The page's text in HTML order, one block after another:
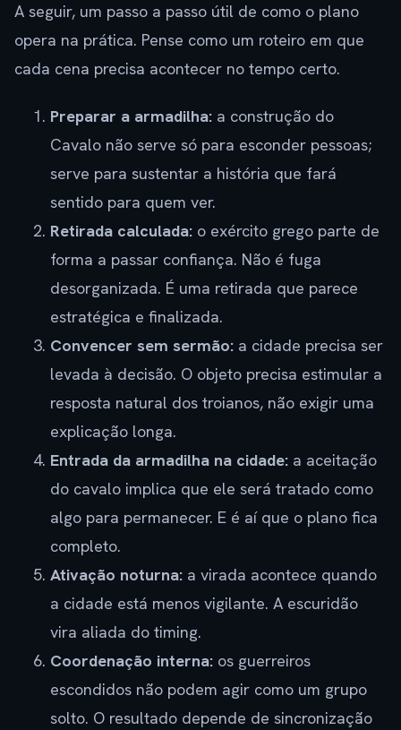
A seguir, um passo a passo útil de como o plano
opera na prática. Pense como um roteiro em que
cada cena precisa acontecer no tempo certo.
Preparar a armadilha: a construção do
Cavalo não serve só para esconder pessoas;
serve para sustentar a história que fará
sentido para quem ver.
Retirada calculada: o exército grego parte de
forma a passar confiança. Não é fuga
desorganizada. É uma retirada que parece
estratégica e finalizada.
Convencer sem sermão: a cidade precisa ser
levada à decisão. O objeto precisa estimular a
resposta natural dos troianos, não exigir uma
explicação longa.
Entrada da armadilha na cidade: a aceitação
do cavalo implica que ele será tratado como
algo para permanecer. E é aí que o plano fica
completo.
Ativação noturna: a virada acontece quando
a cidade está menos vigilante. A escuridão
vira aliada do timing.
Coordenação interna: os guerreiros
escondidos não podem agir como um grupo
solto. O resultado depende de sincronização